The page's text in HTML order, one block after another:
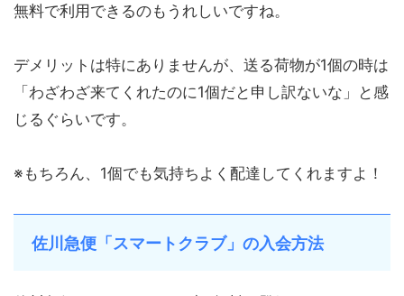
無料で利用できるのもうれしいですね。
デメリットは特にありませんが、送る荷物が1個の時は
「わざわざ来てくれたのに1個だと申し訳ないな」と感
じるぐらいです。
※もちろん、1個でも気持ちよく配達してくれますよ！
佐川急便「スマートクラブ」の入会方法